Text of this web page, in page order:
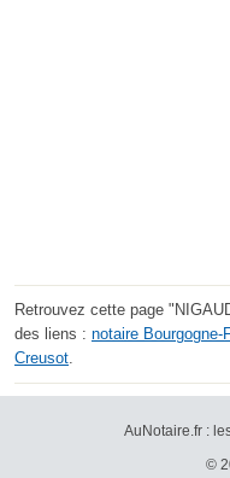
Retrouvez cette page
des liens : notaire Bourgogne-
Creusot.
AuNotaire.fr :
©